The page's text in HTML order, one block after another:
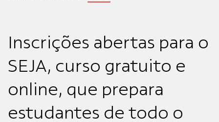
Inscrições abertas para o
SEJA, curso gratuito e
online, que prepara
estudantes de todo o